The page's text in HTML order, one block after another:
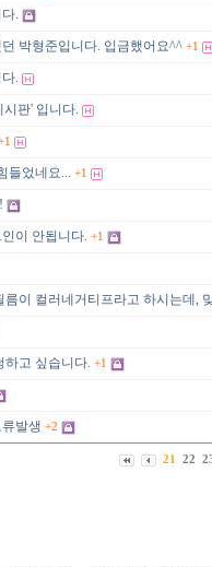
.
박형준입니다. 입금했어요^^ +1
.
시판' 입니다.
들었네요... +1
이 안됩니다. +1
름이 컬러네거티프라고 하시는데,
하고 싶습니다. +1
발생 +2
21 22